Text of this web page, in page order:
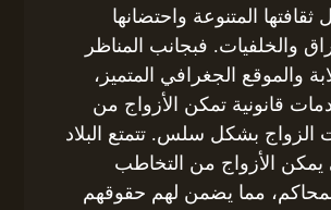
ثقافتها المتنوعة واحتضانها
والخلفيات. فبجانب المناظر
والموقع الجغرافي المتميز،
قانونية تمكن الأزواج من
الزواج بشكل سلس. تتمتع البلاد
يمكن الأزواج من التخاطب
مما يضمن لهم حقوقهم